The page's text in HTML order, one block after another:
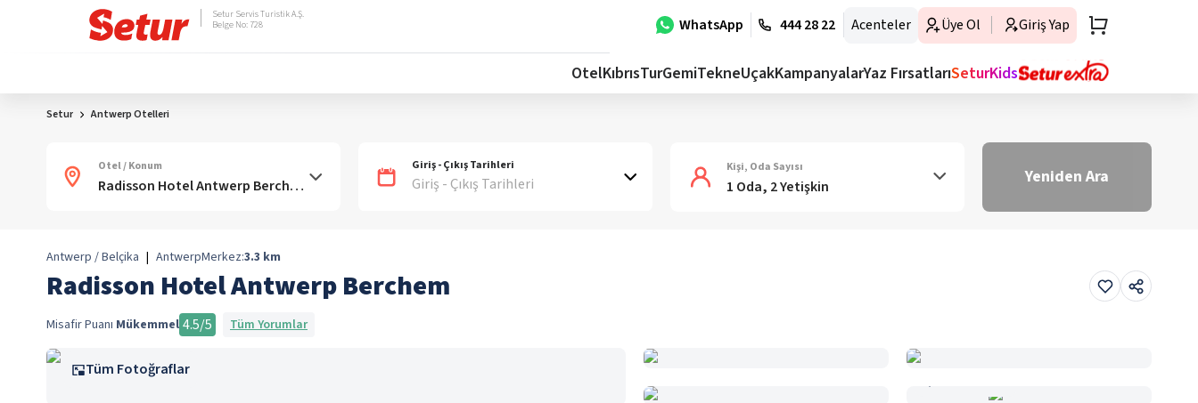
WhatsApp 444 28 22 Acenteler Üye Ol Giriş Yap
Setur Servis Turistik A.Ş.
Belge No: 728
OtelKıbrısTurGemiTekneUçakKampanyalarYaz FırsatlarıSeturKids
Setur Antwerp Otelleri
Otel / Konum Giriş - Çıkış Tarihleri
Giriş - Çıkış Tarihleri
Kişi, Oda Sayısı
1 Oda, 2 Yetişkin Yeniden Ara
Antwerp / Belçika | AntwerpMerkez:3.3 km
Radisson Hotel Antwerp Berchem
Misafir Puanı Mükemmel 4.5/5 Tüm Yorumlar
Tüm Fotoğraflar